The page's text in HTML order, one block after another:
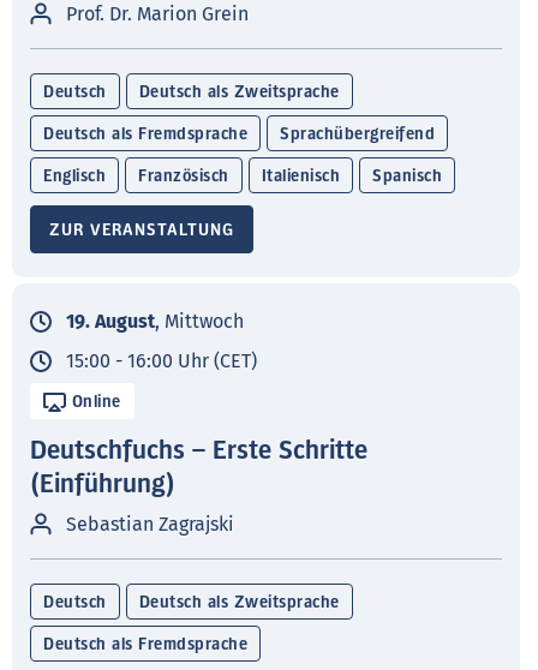
Prof. Dr. Marion Grein
Deutsch Deutsch als Zweitsprache
Deutsch als Fremdsprache Sprachübergreifend
Englisch Französisch Italienisch Spanisch
ZUR VERANSTALTUNG
19. August, Mittwoch
15:00 - 16:00 Uhr (CET)
Online
Deutschfuchs – Erste Schritte
(Einführung)
Sebastian Zagrajski
Deutsch Deutsch als Zweitsprache
Deutsch als Fremdsprache